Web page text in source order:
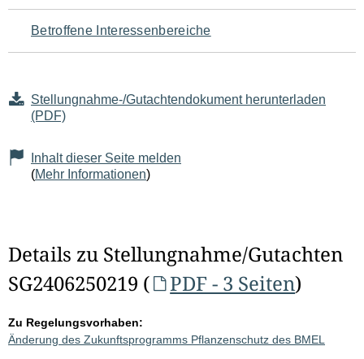
für
den
Seiteninhalt
Betroffene Interessenbereiche
Stellungnahme-/Gutachtendokument herunterladen
(PDF)
Inhalt dieser Seite melden
(Mehr Informationen)
Details zu Stellungnahme/Gutachten
SG2406250219 (
PDF - 3 Seiten)
Zu Regelungsvorhaben:
Änderung des Zukunftsprogramms Pflanzenschutz des BMEL